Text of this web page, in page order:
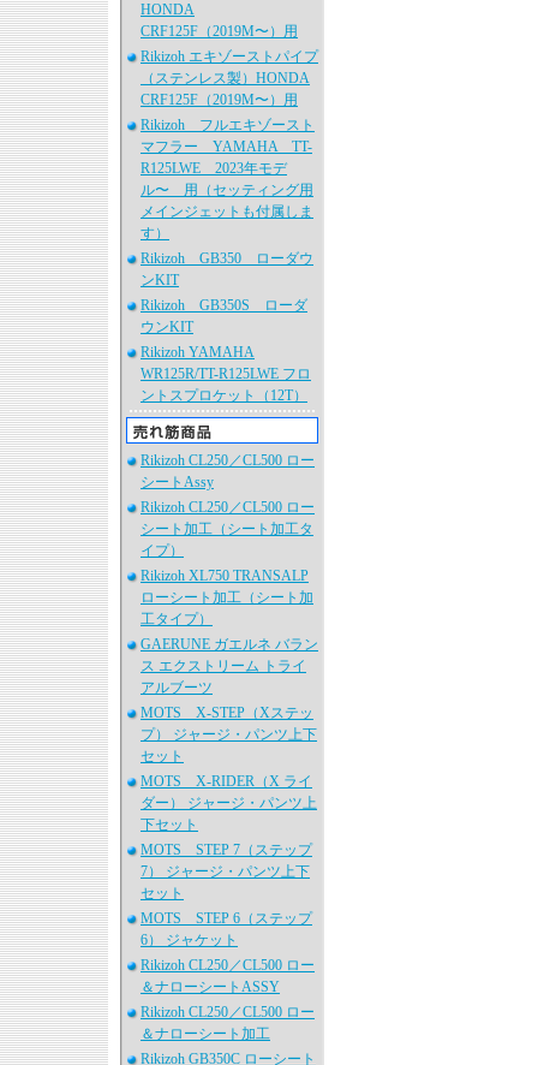
HONDA
CRF125F（2019M〜）用
Rikizoh エキゾーストパイプ
（ステンレス製）HONDA
CRF125F（2019M〜）用
Rikizoh フルエキゾースト
マフラー YAMAHA TT-
R125LWE 2023年モデ
ル〜 用（セッティング用
メインジェットも付属しま
す）
Rikizoh GB350 ローダウ
ンKIT
Rikizoh GB350S ローダ
ウンKIT
Rikizoh YAMAHA
WR125R/TT-R125LWE フロ
ントスプロケット（12T）
Rikizoh CL250／CL500 ロー
シートAssy
Rikizoh CL250／CL500 ロー
シート加工（シート加工タ
イプ）
Rikizoh XL750 TRANSALP
ローシート加工（シート加
工タイプ）
GAERUNE ガエルネ バラン
ス エクストリーム トライ
アルブーツ
MOTS X-STEP（Xステッ
プ） ジャージ・パンツ上下
セット
MOTS X-RIDER（X ライ
ダー） ジャージ・パンツ上
下セット
MOTS STEP 7（ステップ
7） ジャージ・パンツ上下
セット
MOTS STEP 6（ステップ
6） ジャケット
Rikizoh CL250／CL500 ロー
＆ナローシートASSY
Rikizoh CL250／CL500 ロー
＆ナローシート加工
Rikizoh GB350C ローシート